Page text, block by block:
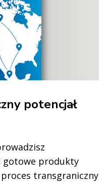
potencjał
gotowe produkty
proces transgraniczny